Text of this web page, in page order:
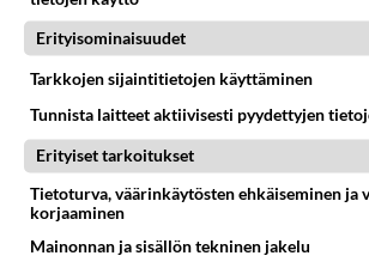
06.08.2026 03:24
Maailman menoa
Kuka melkein täysi-ikäinen hukkui?
06.08.2026 20:09
Mikä on ollut
Söpöintä välillämme?
Erityisominaisuudet
Tarkkojen sijaintitietojen käyttäminen
Tunnista laitteet aktiivisesti pyydettyjen
Erityiset tarkoitukset
Tietoturva, väärinkäytösten ehkäiseminen ja
korjaaminen
Mainonnan ja sisällön tekninen jakelu